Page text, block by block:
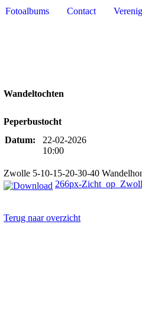
Fotoalbums Contact
Wandeltochten
Peperbustocht
Datum:
22-02-2026
10:00
Zwolle 5-10-15-20-30-40
266px-
Terug naar overzicht